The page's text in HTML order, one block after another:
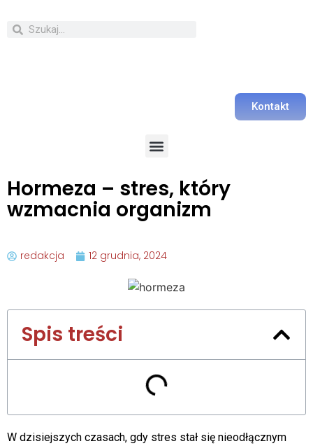
Kontakt
Hormeza – stres, który
wzmacnia organizm
redakcja 12 grudnia, 2024
Spis treści
W dzisiejszych czasach, gdy stres stał się nieodłącznym